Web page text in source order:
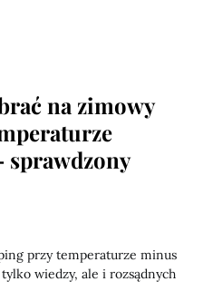
na zimowy
sprawdzony
przy temperaturze minus
wiedzy, ale i rozsądnych